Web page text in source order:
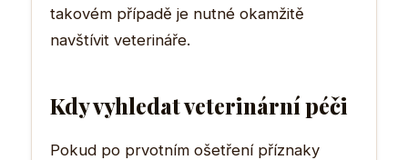
takovém případě je nutné okamžitě
navštívit veterináře.
Kdy vyhledat veterinární péči
Pokud po prvotním ošetření příznaky